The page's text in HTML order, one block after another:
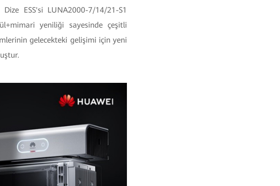
ESS'si LUNA2000-7/14/21-S1
yeniliği sayesinde çeşitli
gelecekteki gelişimi için yeni